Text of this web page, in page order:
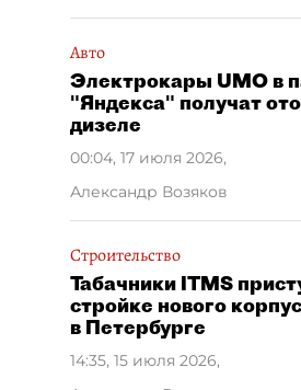
Авто
Электрокары UMO в
"Яндекса" получат
дизеле
00:04, 17 июля 2026,
Александр Возяков
Строительство
Табачники ITMS
стройке нового
в Петербурге
14:35, 15 июля 2026,